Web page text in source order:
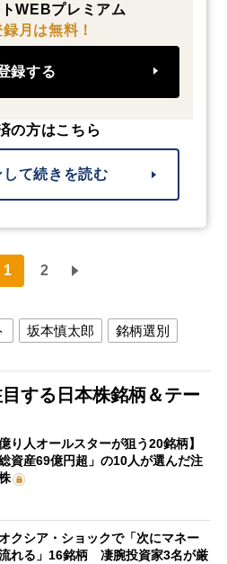
WEBプレミアム
月は無料！
録する
の方はこちら
して続きを読む
1 2
坂本慎太郎 銘柄選別
目する日本株銘柄＆テー
億り人オールスターが狙う20銘柄】
総資産69億円超」の10人が選んだ注
クシア・ショックで「次にマネー
れる」16銘柄 凄腕投資家3名が厳